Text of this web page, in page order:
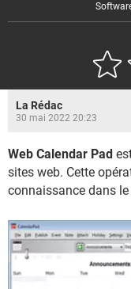
La Rédac
30 mai 2022 20:23
Web Calendar Pad
sites web. Cette
connaissance dans